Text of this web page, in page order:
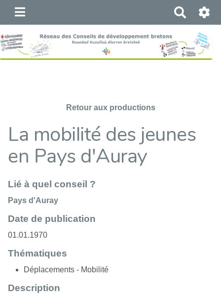
e
h
e
Retour aux productions
La mobilité des jeunes
en Pays d'Auray
Lié à quel conseil ?
Pays d'Auray
Date de publication
01.01.1970
Thématiques
Déplacements - Mobilité
Description